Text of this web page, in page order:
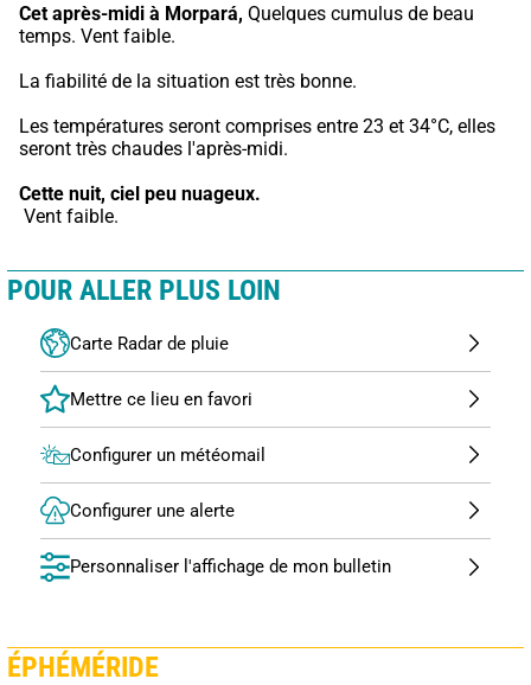
Cet après-midi à Morpará, Quelques cumulus de beau
temps. Vent faible.
La fiabilité de la situation est très bonne.
Les températures seront comprises entre 23 et 34°C, elles
seront très chaudes l'après-midi.
Cette nuit, ciel peu nuageux.
Vent faible.
POUR ALLER PLUS LOIN
Carte Radar de pluie
Configurer un météomail
Configurer une alerte
Personnaliser l'affichage de mon bulletin
ÉPHÉMÉRIDE